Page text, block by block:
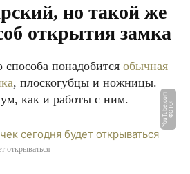
но такой же
открытия замка
способа понадобится обычная
, плоскогубцы и ножницы.
как и работы с ним.
Ф
О
Т
О:
Y
o
u
T
u
b
e.
c
o
m
открываться